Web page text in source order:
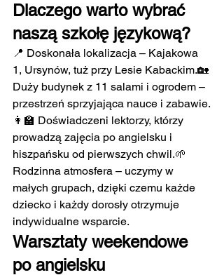
Dlaczego warto wybrać
naszą szkołę językową?
📍 Doskonała lokalizacja – Kajakowa
1, Ursynów, tuż przy Lesie Kabackim.🏡
Duży budynek z 11 salami i ogrodem –
przestrzeń sprzyjająca nauce i zabawie.
👩‍🏫 Doświadczeni lektorzy, którzy
prowadzą zajęcia po angielsku i
hiszpańsku od pierwszych chwil.🌱
Rodzinna atmosfera – uczymy w
małych grupach, dzięki czemu każde
dziecko i każdy dorosły otrzymuje
indywidualne wsparcie.
Warsztaty weekendowe
po angielsku